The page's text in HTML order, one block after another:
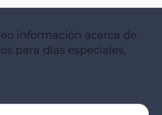
información acerca de
para días especiales,